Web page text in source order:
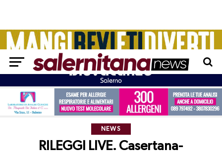
NEWS
RILEGGI LIVE. Casertana-